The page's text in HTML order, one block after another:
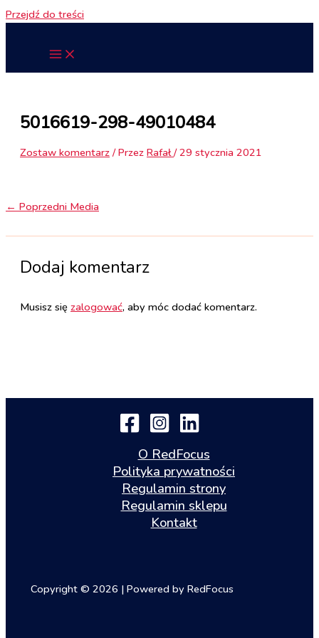
Przejdź do treści
5016619-298-49010484
Zostaw komentarz / Przez Rafał/29 stycznia 2021
← Poprzedni Media
Dodaj komentarz
Musisz się zalogować, aby móc dodać komentarz.
O RedFocus
Polityka prywatności
Regulamin strony
Regulamin sklepu
Kontakt
Copyright © 2026 | Powered by RedFocus